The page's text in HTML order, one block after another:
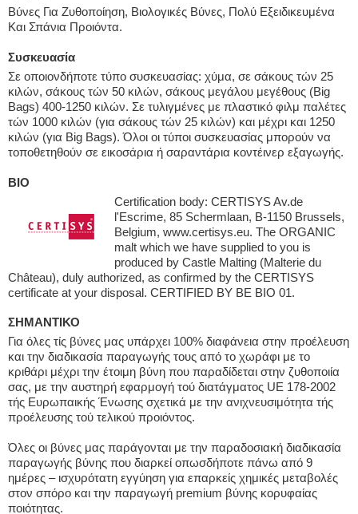
Βύνες Για Ζυθοποίηση, Βιολογικές Βύνες, Πολύ Εξειδικευμένα
Και Σπάνια Προιόντα.
Συσκευασία
Σε οποιονδήποτε τύπο συσκευασίας: χύμα, σε σάκους τών 25
κιλών, σάκους τών 50 κιλών, σάκους μεγάλου μεγέθους (Big
Bags) 400-1250 κιλών. Σε τυλιγμένες με πλαστικό φιλμ παλέτες
τών 1000 κιλών (για σάκους τών 25 κιλών) και μέχρι και 1250
κιλών (για Big Bags). Όλοι οι τύποι συσκευασίας μπορούν να
τοποθετηθούν σε εικοσάρια ή σαραντάρια κοντέινερ εξαγωγής.
BIO
Certification body: CERTISYS Av.de
l'Escrime, 85 Schermlaan, B-1150 Brussels,
Belgium, www.certisys.eu. The ORGANIC
malt which we have supplied to you is
produced by Castle Malting (Malterie du
Château), duly authorized, as confirmed by the CERTISYS
certificate at your disposal. CERTIFIED BY BE BIO 01.
ΣΗΜΑΝΤΙΚΟ
Για όλες τίς βύνες μας υπάρχει 100% διαφάνεια στην προέλευση
και την διαδικασία παραγωγής τους από το χωράφι με το
κριθάρι μέχρι την έτοιμη βύνη που παραδίδεται στην ζυθοποιία
σας, με την αυστηρή εφαρμογή τού διατάγματος UE 178-2002
τής Ευρωπαικής Ένωσης σχετικά με την ανιχνευσιμότητα τής
προέλευσης τού τελικού προιόντος.
Όλες οι βύνες μας παράγονται με την παραδοσιακή διαδικασία
παραγωγής βύνης που διαρκεί οπωσδήποτε πάνω από 9
ημέρες – ισχυρότατη εγγύηση για επαρκείς χημικές μεταβολές
στον σπόρο και την παραγωγή premium βύνης κορυφαίας
ποιότητας.